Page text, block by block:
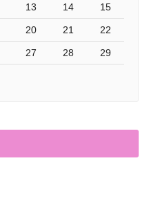
13 14 15
20 21 22
27 28 29